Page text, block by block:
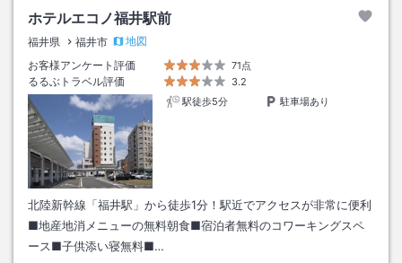
ホテルエコノ福井駅前
福井県 福井市
地図
お客様アンケート評価
71点
るるぶトラベル評価
3.2
駅徒歩5分
駐車場あり
北陸新幹線「福井駅」から徒歩1分！駅近でアクセスが非常に便利
■地産地消メニューの無料朝食■宿泊者無料のコワーキングスペ
ース■子供添い寝無料■…